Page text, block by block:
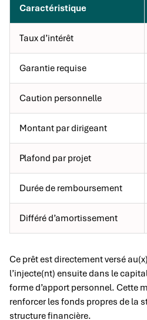
Caractéristique
Taux d’intérêt
Garantie requise
Caution personnelle
Montant par dirigeant
Plafond par projet
Durée de remboursement
Différé d’amortissement
Ce prêt est directement versé
l’injecte(nt) ensuite dans le
forme d’apport personnel. Cette
renforcer les fonds propres de la
structure financière.